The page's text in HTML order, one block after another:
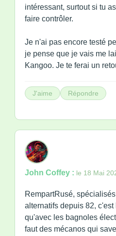
intéressant, surtout si tu
faire contrôler.
Je n'ai pas encore testé
je pense que je vais me
Kangoo. Je te ferai un
J'aime Répondre
John Coffey : le 18 Mai
RempartRusé,
alternatifs depuis 82, c'est
qu'avec les bagnoles
faut des mécanos qui